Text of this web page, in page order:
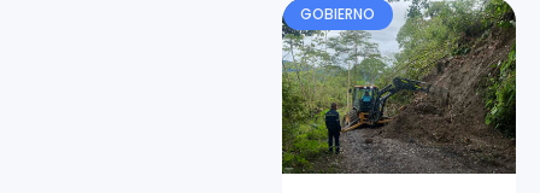
GOBIERNO